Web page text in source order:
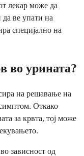
лекар може да
ве упати на
специјално на
во урината?
на решавање на
Откако
за крвта, тој може
зависност од